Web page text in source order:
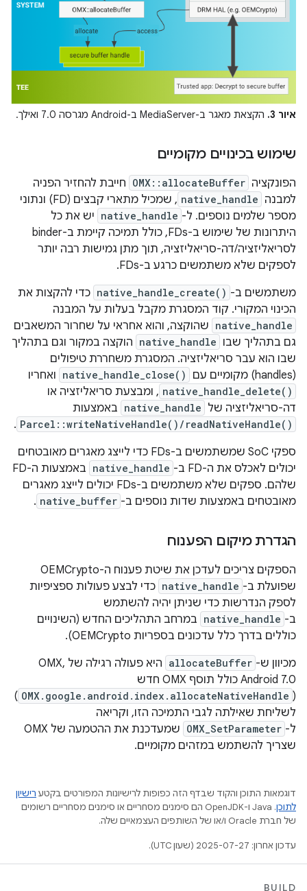
איור 3. הקצאת מאגר ב-MediaServer ב-Android מגרסה 7.0 ואילך.
שימוש בכינויים מקומיים
הפונקציה OMX::allocateBuffer חייבת להחזיר הפניה
למבנה native_handle
, שמכיל מתארי קבצים (FD) ונתוני
מספר שלמים נוספים. ל- native_handle יש את כל
היתרונות של שימוש ב-FDs, כולל תמיכה קיימת ב-binder
לסריאליזציה/דה-סריאליזציה, תוך מתן גמישות רבה יותר
לספקים שלא משתמשים כרגע ב-FDs.
משתמשים ב- native_handle_create() כדי להקצות את
הכינוי המקורי. קוד המסגרת מקבל בעלות על המבנה
native_handle שהוקצה, והוא אחראי על שחרור המשאבים
גם בתהליך שבו native_handle הוקצה במקור וגם בתהליך
שבו הוא עבר סריאליזציה. המסגרת משחררת טיפולים
(handles) מקומיים עם
native_handle_close() ואחריו
native_handle_delete() , ומבצעת סריאליזציה או
דה-סריאליזציה של native_handle באמצעות
Parcel::writeNativeHandle()/readNativeHandle()
.
ספקי SoC שמשתמשים ב-FDs כדי לייצג מאגרים מאובטחים
יכולים לאכלס את ה-FD ב-
native_handle
באמצעות ה-FD
שלהם. ספקים שלא משתמשים ב-FDs יכולים לייצג מאגרים
מאובטחים באמצעות שדות נוספים ב- native_buffer
.
הגדרת מיקום הפענוח
הספקים צריכים לעדכן את שיטת פענוח ה-OEMCrypto
שפועלת ב- native_handle כדי לבצע פעולות ספציפיות
לספק הנדרשות כדי שניתן יהיה להשתמש
ב- native_handle במרחב התהליכים החדש (השינויים
כוללים בדרך כלל עדכונים בספריות OEMCrypto).
מכיוון ש- allocateBuffer
היא פעולה רגילה של OMX,
Android 7.0 כולל תוסף OMX חדש
(
OMX.google.android.index.allocateNativeHandle
)
לשליחת שאילתה לגבי התמיכה הזו, וקריאה
ל- OMX_SetParameter
שמעדכנת את ההטמעה של OMX
שצריך להשתמש במזהים מקומיים.
דוגמאות התוכן והקוד שבדף הזה כפופות לרישיונות המפורטים בקטע רישיון
לתוכן
.‏ Java ו-OpenJDK הם סימנים מסחריים או סימנים מסחריים רשומים
של חברת Oracle ו/או של השותפים העצמאיים שלה.
עדכון אחרון: 2025-07-27 (שעון UTC).
BUILD